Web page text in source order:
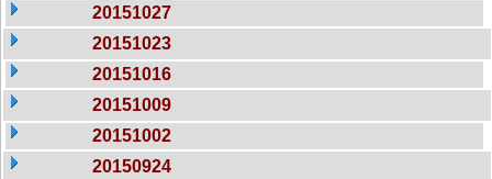
20151027
20151023
20151016
20151009
20151002
20150924